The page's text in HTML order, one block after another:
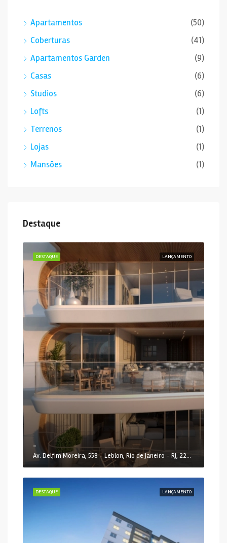
Apartamentos
(50)
Coberturas
(41)
Apartamentos Garden
(9)
Casas
(6)
Studios
(6)
Lofts
(1)
Terrenos
(1)
Lojas
(1)
Mansões
(1)
Destaque
LANÇAMENTO
DESTAQUE
-
Av. Delfim Moreira, 558 - Leblon, Rio de Janeiro - RJ, 22441-000, Brasil
LANÇAMENTO
DESTAQUE